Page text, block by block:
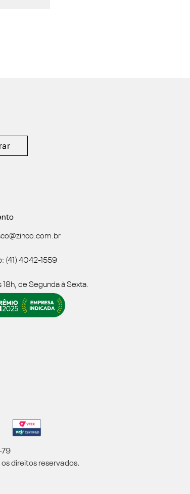
(41) 4042-1559
18h, de Segunda à Sexta.
79
direitos reservados.